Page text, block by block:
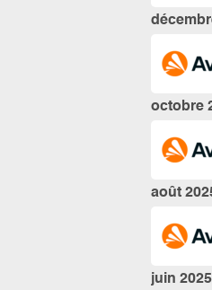
octobre
août
juin 2025